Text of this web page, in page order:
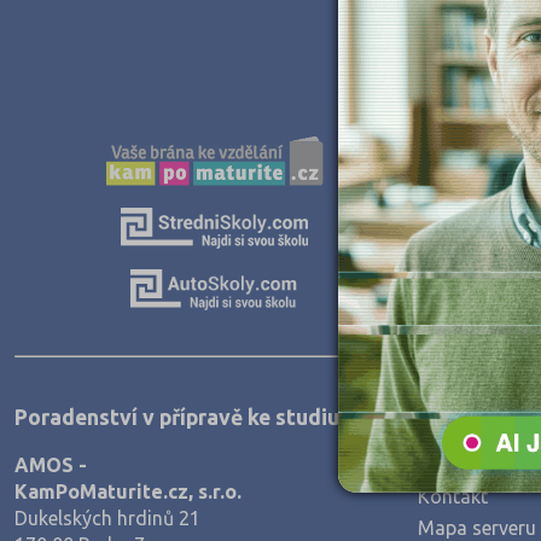
Poradenství v přípravě ke studiu
AMOS -
KamPoMaturite.cz, s.r.o.
Dukelských hrdinů 21
Informace
Prohlášení o
Kontakt
Mapa serveru